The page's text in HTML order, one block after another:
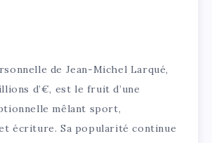
de Jean-Michel Larqué,
d’€, est le fruit d’une
mêlant sport,
écriture. Sa popularité continue